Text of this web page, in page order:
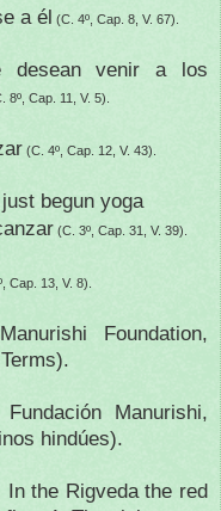
a él (C. 4º, Cap. 8, V. 67).
desean venir a los
8º, Cap. 11, V. 5).
(C. 4º, Cap. 12, V. 43).
begun yoga
(C. 3º, Cap. 31, V. 39).
Cap. 13, V. 8).
Foundation,
Fundación Manurishi,
hindúes).
In the Rigveda the red